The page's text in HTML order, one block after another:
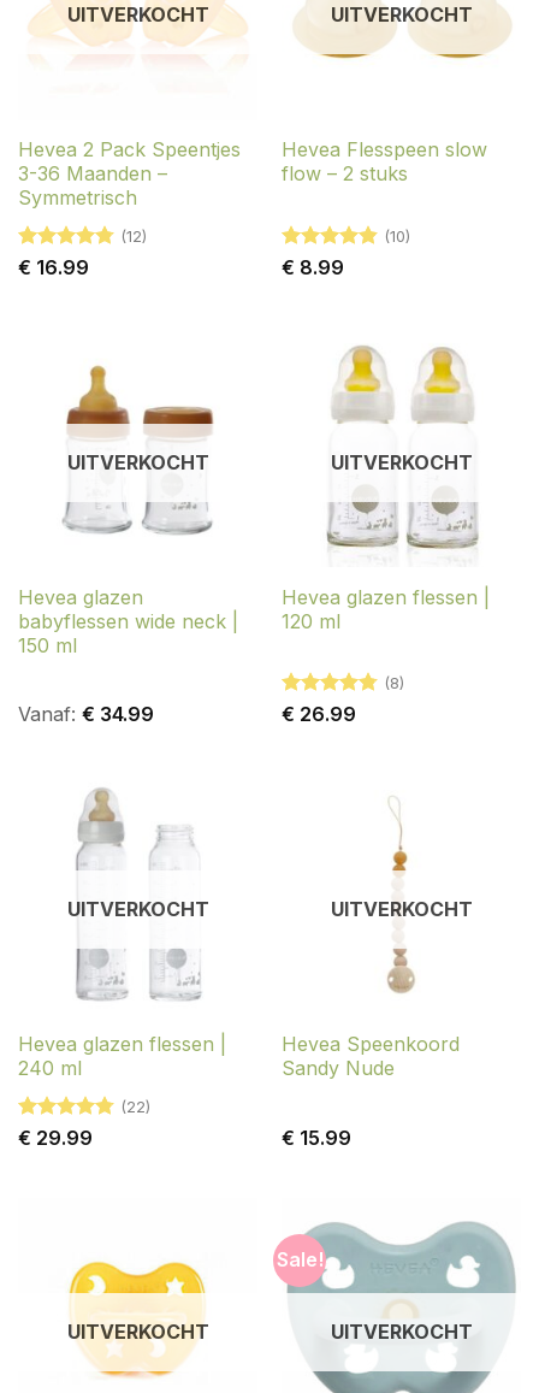
UITVERKOCHT
Hevea 2 Pack Speentjes
3-36 Maanden –
Symmetrisch
Gewaardeerd
(12)
€ 16.99
UITVERKOCHT
Hevea Flesspeen slow
flow – 2 stuks
Gewaardeerd
(10)
€ 8.99
UITVERKOCHT
Hevea glazen
babyflessen wide neck |
150 ml
Vanaf: € 34.99
UITVERKOCHT
Hevea glazen flessen |
120 ml
Gewaardeerd
(8)
€ 26.99
UITVERKOCHT
Hevea glazen flessen |
240 ml
Gewaardeerd
(22)
€ 29.99
UITVERKOCHT
Hevea Speenkoord
Sandy Nude
€ 15.99
UITVERKOCHT
Sale!
UITVERKOCHT